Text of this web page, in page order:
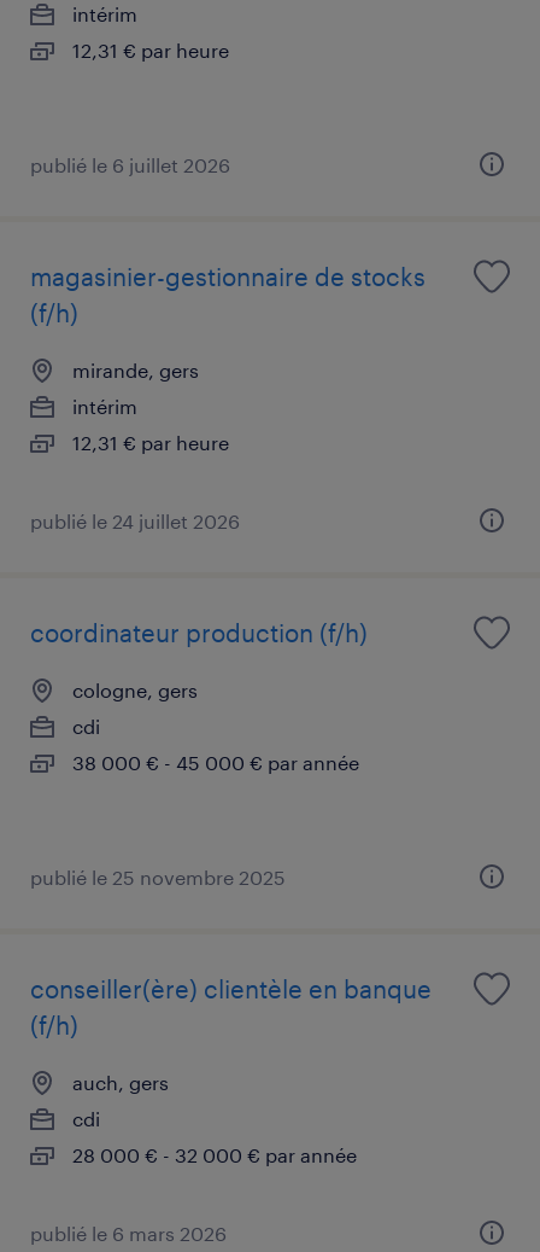
intérim
12,31 € par heure
publié le 6 juillet 2026
magasinier-gestionnaire de stocks
(f/h)
mirande, gers
intérim
12,31 € par heure
publié le 24 juillet 2026
coordinateur production (f/h)
cologne, gers
cdi
38 000 € - 45 000 € par année
publié le 25 novembre 2025
conseiller(ère) clientèle en banque
(f/h)
auch, gers
cdi
28 000 € - 32 000 € par année
publié le 6 mars 2026